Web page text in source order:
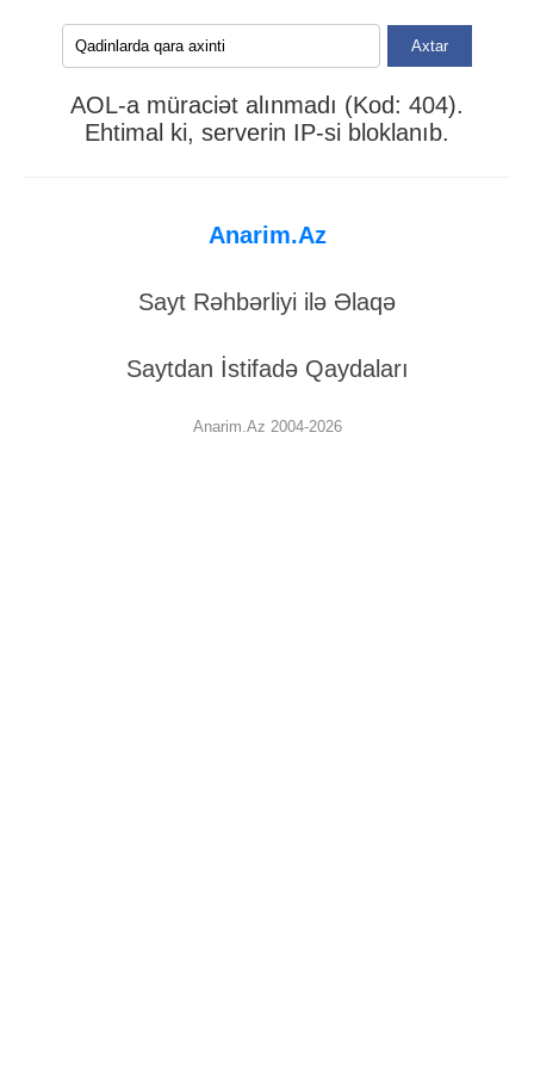
Axtar
AOL-a müraciət alınmadı (Kod: 404).
Ehtimal ki, serverin IP-si bloklanıb.
Anarim.Az
Sayt Rəhbərliyi ilə Əlaqə
Saytdan İstifadə Qaydaları
Anarim.Az 2004-2026